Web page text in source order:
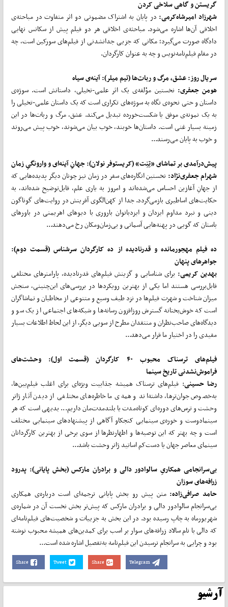
گریستن و گاهی سلاخی کردن
شهرزاد امیرشاه‌کرمی:در پایان به اشتراک مضمونی دو اثر متفاوت در مباحثه‌ی
اخلاقی آن‌ها اشاره می‌شود. مباحثه‌ی اخلاقی هر دو فیلم پیش از سکانس نهایی
دادگاه صورت می‌گیرد؛ مکانی که جزیی جدانشدنی از فیلم‌های سورکین است، چه
در مقام فیلم‌نامه‌نویس و چه به عنوان کارگردان.
سریال روز: عشق، مرگ و ربات‌ها (تیم میلر): آینه‌ی سیاه
هومن جعفری:نخستین مؤلفه‌ی یک اثر علمی-تخیلی، داستانش است. سوژه‌ی
داستان و حتی نحوه‌ی نگاه به سوژه‌های تکراری است که یک داستان علمی-تخیلی را
به یک نمونه‌ی موفق یا شکست‌خورده تبدیل می‌کند. عشق، مرگ و ربات‌ها در این
زمینه بسیار غنی است. داستان‌ها خوبند، خوب بیان می‌شوند، خوب پیش می‌روند
و خوب به پایان می‌رسند...
پیش‌درآمدی بر تماشای «تِنِت» (کریستوفر نولان): جهان‌ِ آینه‌ای و وارونگیِ زمان
شهرام جعفری‌نژاد:نخستین انگاره‌های سفر در زمان نیز چونان دیگر پدیده‌هایی که
از جهانِ آغازین احساس می‌شده‌اند و امروز به یاری علم، قابل‌توضیح شده‌اند، به
حکایت‌های اساطیری بازمی‌گردد. جدا از کهن‌الگوی آفرینش در روایت‌های گوناگون
دینی و نبرد مداوم ایزدان و ایزدبانوان باروری با دیوهای اهریمنی در باورهای
باستان که گویی در پهنه‌هایی آسمانی و بی‌زمان‌ومکان رخ می‌دهند...
ده فیلم مهجورمانده و قدرنادیده از ده کارگردان سرشناس (قسمت دوم):
جواهرهای پنهان
بهدین کریمی:برای شناسایی و گزینش فیلم‌های قدرنادیده، پارامترهای مختلفی
قابل‌بررسی هستند اما یکی از بهترین رویکردها در بررسی‌های این‌چنینی، سنجش
میزان شناخت و شهرت فیلم‌ها در نزد طیف وسیع و متنوعی از مخاطبان و تماشاگران
است که خوش‌بختانه گسترش روزافزون رسانه‌ها و شبکه‌های اجتماعی از یک سو و
دیدگاه‌های صاحب‌نظران و منتقدان مطرح از سویی دیگر، از این لحاظ اطلاعات بسیار
مفیدی را در اختیار ما قرار می‌دهد...
فیلم‌های ترسناک محبوب ۴۰ کارگردان (قسمت اول): وحشت‌های
فراموش‌نشدنی تاریخ سینما
رضا حسینی: فیلم‌های ترسناک همیشه جذابیت ویژه‌ای برای اغلب فیلم‌بین‌ها،
به‌خصوص جوان‌ترها، داشته‌اند و همه‌ی ما خاطره‌های مختلفی از دیدن آثار ژانر
وحشت و ترس‌های دوره‌ای کوتاه‌مدت یا بلندمدت‌مان داریم... بدیهی است که هر
سینمادوست و خوره‌ی سینمایی کنجکاو آگاهی از پیشنهادهای سینمایی مختلف
است و چه بهتر که این توصیه‌ها و اظهارنظرها از سوی برخی از بهترین کارگردانان
سینمای معاصر جهان یا دست‌کم اساتید ژانر وحشت باشد...
بی‌سرانجامی همکاریِ سالوادور دالی و برادران مارکس (بخش پایانی): پدرود
زرافه‌های سوزان
حامد صرافی‌زاده:متن پیش رو بخش پایانی ترجمه‌ای است درباره‌ی همکاری
بی‌سرانجام سالوادور دالی و برادران مارکس که پیش‌تر بخش نخست آن در شماره‌ی
شهریورماه به چاپ رسیده بود. در این بخش به جزییات و شخصیت‌های فیلم‌نامه‌ای
که دالی با نام سالاد زرافه‌های سوار بر اسب برای کمدین‌های همیشه محبوب نوشته
بود و چرایی به سرانجام نرسیدن این فیلم‌نامه به‌تفصیل اشاره شده است...
Share Tweet Share Telegram
آرشیو